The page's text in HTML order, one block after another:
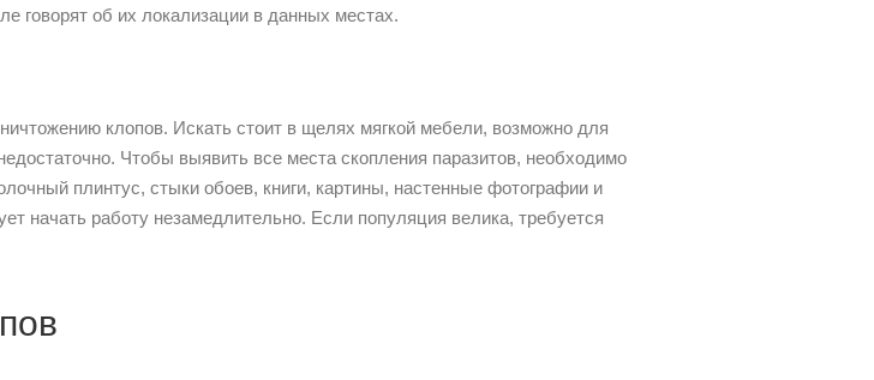
говорят об их локализации в данных местах.
клопов. Искать стоит в щелях мягкой мебели, возможно для
Чтобы выявить все места скопления паразитов, необходимо
плинтус, стыки обоев, книги, картины, настенные фотографии и
начать работу незамедлительно. Если популяция велика, требуется